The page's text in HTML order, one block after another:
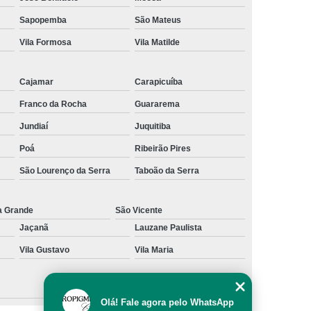
Preenchimento Capilar com Micro Ponto
Preenchimento Capilar com Pigmentação
Preenchimento Capilar Masculino
Preenchimento Capilar nas Entradas
Diminuir Testa
Tratamento de Calvície
Tratamento para Calvície com Micopigmentação
Tratamento para Calvície em Homens
Tratamento para Calvície Masculina
Sapopemba São Mateus
Vila Formosa Vila Matilde
Cajamar Carapicuíba
Franco da Rocha Guararema
Jundiaí Juquitiba
Poá Ribeirão Pires
São Lourenço da Serra Taboão da Serra
Grande
São Vicente
Jaçanã Lauzane Paulista
Vila Gustavo Vila Maria
Olá! Fale agora pelo WhatsApp